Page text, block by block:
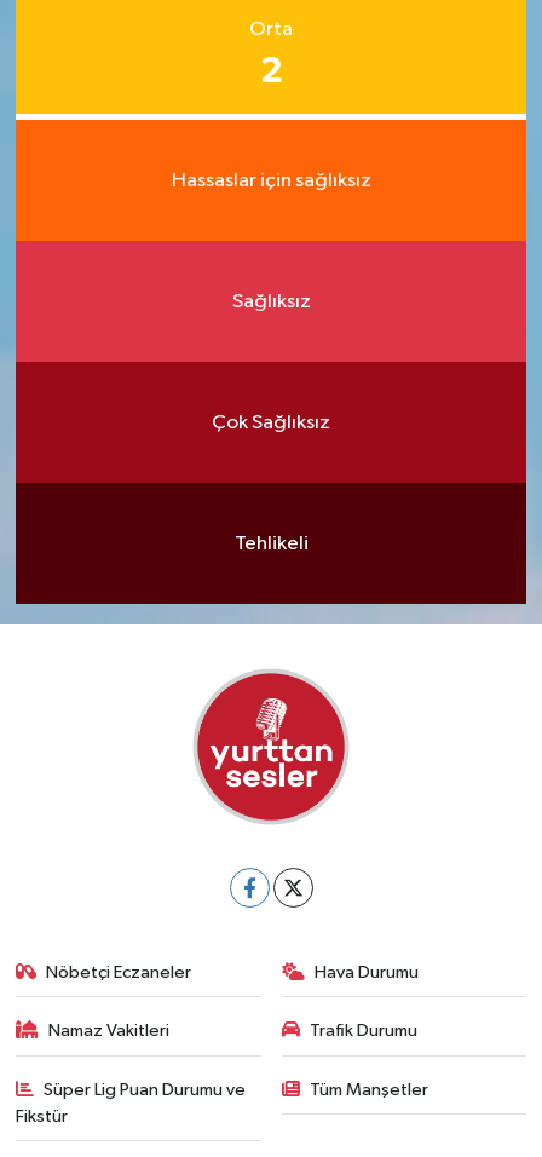
Orta
2
Hassaslar için sağlıksız
Sağlıksız
Çok Sağlıksız
Tehlikeli
Nöbetçi Eczaneler Hava Durumu
Namaz Vakitleri Trafik Durumu
Süper Lig Puan Durumu ve
Fikstür
Tüm Manşetler